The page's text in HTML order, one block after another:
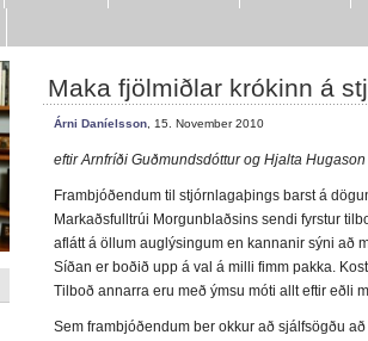
Maka fjölmiðlar krókinn á
Árni Daníelsson , 15. November 2010
eftir Arnfríði Guðmundsdóttur og Hjalta Hugason
Frambjóðendum til stjórnlagaþings barst á
Markaðsfulltrúi Morgunblaðsins sendi fyrstur
aflátt á öllum auglýsingum en kannanir sýni að
Síðan er boðið upp á val á milli fimm pakka.
Tilboð annarra eru með ýmsu móti allt eftir eðli
Sem frambjóðendum ber okkur að sjálfsögðu